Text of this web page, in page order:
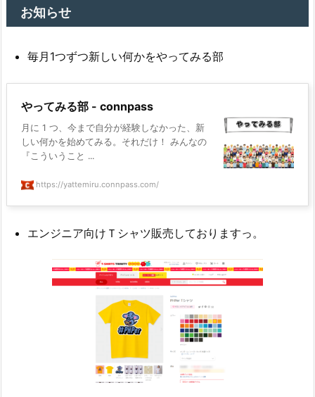
お知らせ
毎月1つずつ新しい何かをやってみる部
やってみる部 - connpass
月に 1 つ、今まで自分が経験しなかった、新
しい何かを始めてみる。それだけ！ みんなの
『こういうこと ...
https://yattemiru.connpass.com/
エンジニア向けＴシャツ販売しておりますっ。